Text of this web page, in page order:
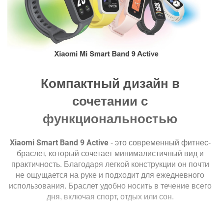
Подсчет шагов:
есть
Пройденный путь:
есть
Подсчет калорий:
есть
Измерение пульса:
есть
Мониторинг сна:
есть
есть
Воспроизведение и управление
музыкой на часах:
есть
Погода:
есть
Будильник:
есть
Уведомления
есть
Компактный дизайн в
сочетании с
функциональностью
Xiaomi Smart Band 9 Active- это современный фитнес-
браслет, который сочетает минималистичный вид и
практичность. Благодаря легкой конструкции он почти
не ощущается на руке и подходит для ежедневного
использования. Браслет удобно носить в течение всего
дня, включая спорт, отдых или сон.